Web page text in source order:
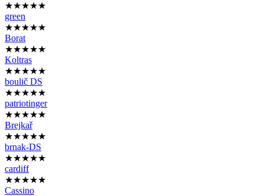
★★★★★
green
★★★★★
Borat
★★★★★
Koltras
★★★★★
boulič DS
★★★★★
patriotinger
★★★★★
Brejkař
★★★★★
brnak-DS
★★★★★
cardiff
★★★★★
Cassino